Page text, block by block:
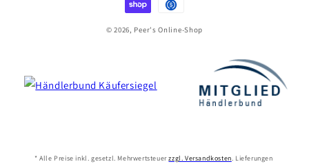
© 2026, Peer's Online-Shop
* Alle Preise inkl. gesetzl. Mehrwertsteuerzzgl. Versandkosten. Lieferungen